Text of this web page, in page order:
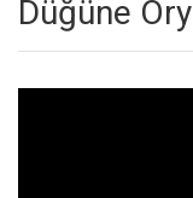
Düğüne